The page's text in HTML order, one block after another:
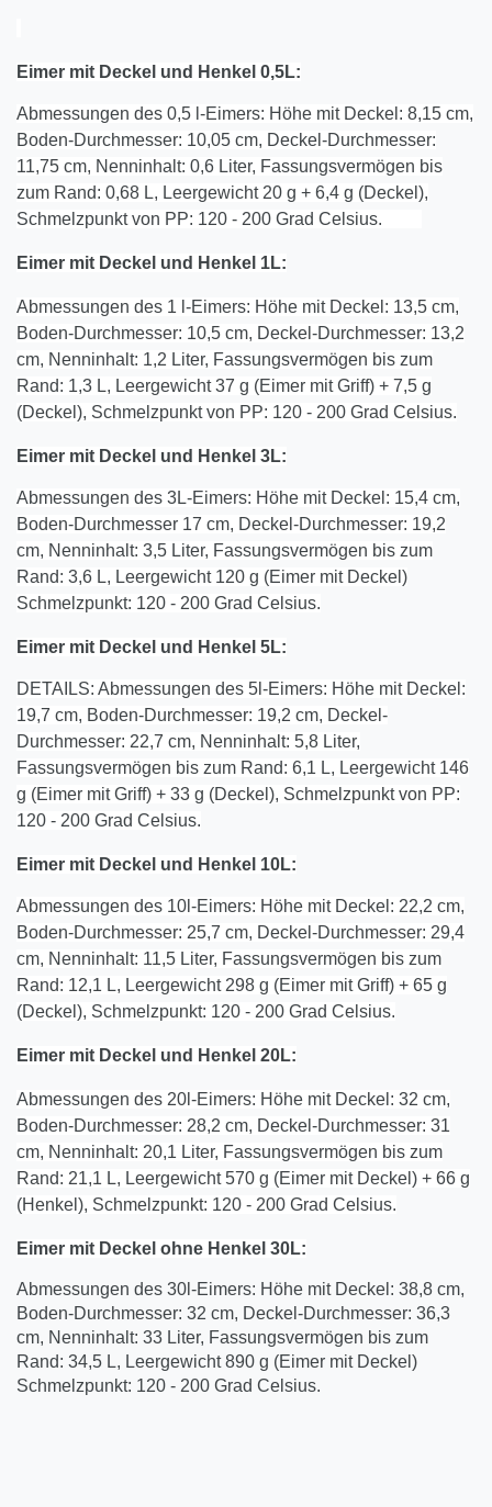
Eimer mit Deckel und Henkel 0,5L:
Abmessungen des 0,5 l-Eimers: Höhe mit Deckel: 8,15 cm,
Boden-Durchmesser: 10,05 cm, Deckel-Durchmesser:
11,75 cm, Nenninhalt: 0,6 Liter, Fassungsvermögen bis
zum Rand: 0,68 L, Leergewicht 20 g + 6,4 g (Deckel),
Schmelzpunkt von PP: 120 - 200 Grad Celsius.
Eimer mit Deckel und Henkel 1L:
Abmessungen des 1 l-Eimers: Höhe mit Deckel: 13,5 cm,
Boden-Durchmesser: 10,5 cm, Deckel-Durchmesser: 13,2
cm, Nenninhalt: 1,2 Liter, Fassungsvermögen bis zum
Rand: 1,3 L, Leergewicht 37 g (Eimer mit Griff) + 7,5 g
(Deckel), Schmelzpunkt von PP: 120 - 200 Grad Celsius.
Eimer mit Deckel und Henkel 3L:
Abmessungen des 3L-Eimers: Höhe mit Deckel: 15,4 cm,
Boden-Durchmesser 17 cm, Deckel-Durchmesser: 19,2
cm, Nenninhalt: 3,5 Liter, Fassungsvermögen bis zum
Rand: 3,6 L, Leergewicht 120 g (Eimer mit Deckel)
Schmelzpunkt: 120 - 200 Grad Celsius.
Eimer mit Deckel und Henkel 5L:
DETAILS: Abmessungen des 5l-Eimers: Höhe mit Deckel:
19,7 cm, Boden-Durchmesser: 19,2 cm, Deckel-
Durchmesser: 22,7 cm, Nenninhalt: 5,8 Liter,
Fassungsvermögen bis zum Rand: 6,1 L, Leergewicht 146
g (Eimer mit Griff) + 33 g (Deckel), Schmelzpunkt von PP:
120 - 200 Grad Celsius.
Eimer mit Deckel und Henkel 10L:
Abmessungen des 10l-Eimers: Höhe mit Deckel: 22,2 cm,
Boden-Durchmesser: 25,7 cm, Deckel-Durchmesser: 29,4
cm, Nenninhalt: 11,5 Liter, Fassungsvermögen bis zum
Rand: 12,1 L, Leergewicht 298 g (Eimer mit Griff) + 65 g
(Deckel), Schmelzpunkt: 120 - 200 Grad Celsius.
Eimer mit Deckel und Henkel 20L:
Abmessungen des 20l-Eimers: Höhe mit Deckel: 32 cm,
Boden-Durchmesser: 28,2 cm, Deckel-Durchmesser: 31
cm, Nenninhalt: 20,1 Liter, Fassungsvermögen bis zum
Rand: 21,1 L, Leergewicht 570 g (Eimer mit Deckel) + 66 g
(Henkel), Schmelzpunkt: 120 - 200 Grad Celsius.
Eimer mit Deckel ohne Henkel 30L:
Abmessungen des 30l-Eimers: Höhe mit Deckel: 38,8 cm,
Boden-Durchmesser: 32 cm, Deckel-Durchmesser: 36,3
cm, Nenninhalt: 33 Liter, Fassungsvermögen bis zum
Rand: 34,5 L, Leergewicht 890 g (Eimer mit Deckel)
Schmelzpunkt: 120 - 200 Grad Celsius.